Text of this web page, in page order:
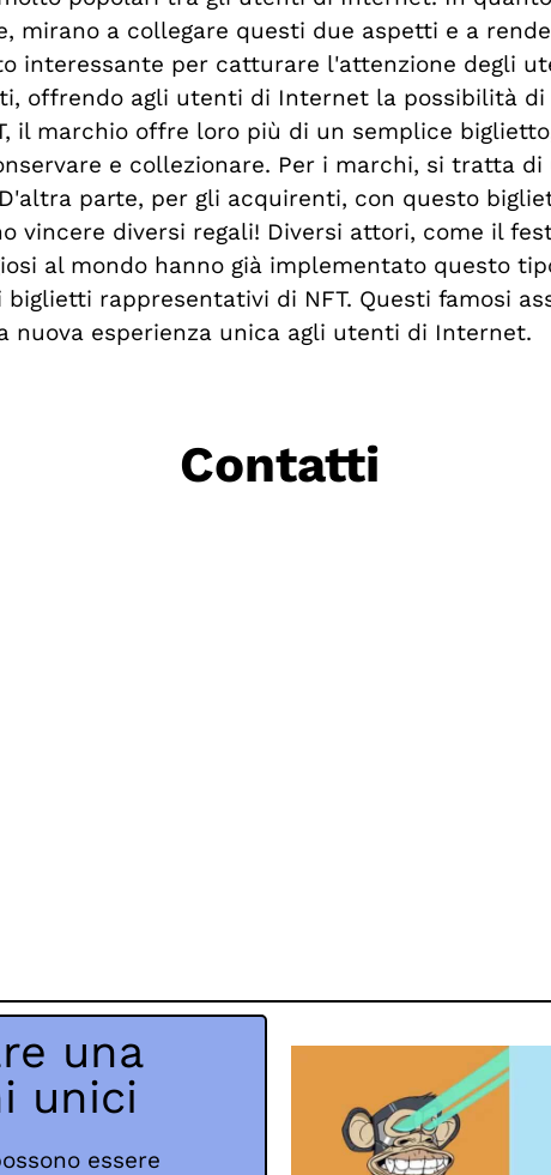
mirano a collegare questi due aspetti e a
interessante per catturare l'attenzione degli
offrendo agli utenti di Internet la possibilità
il marchio offre loro più di un semplice
e collezionare. Per i marchi, si tratta
parte, per gli acquirenti, con questo
vincere diversi regali! Diversi attori, come il
al mondo hanno già implementato questo
rappresentativi di NFT. Questi famosi
nuova esperienza unica agli utenti di Internet.
Contatti
una
unici
essere